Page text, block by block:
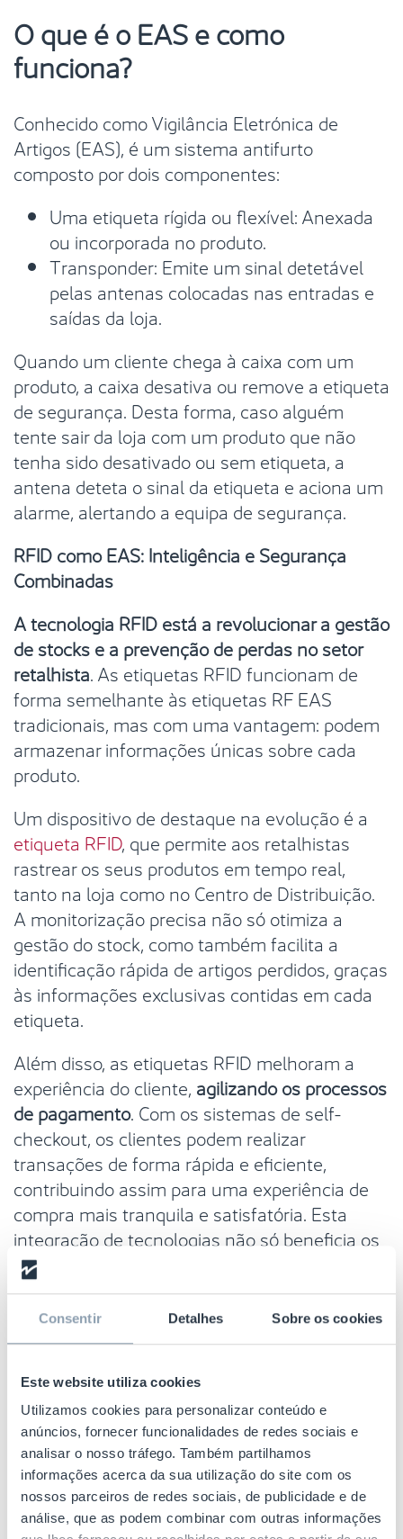
Consentir Detalhes Sobre os cookies
Este website utiliza cookies
Utilizamos cookies para personalizar conteúdo e
anúncios, fornecer funcionalidades de redes sociais e
analisar o nosso tráfego. Também partilhamos
informações acerca da sua utilização do site com os
nossos parceiros de redes sociais, de publicidade e de
análise, que as podem combinar com outras informações
O que é o EAS e como
funciona?
Conhecido como Vigilância Eletrónica de
Artigos (EAS), é um sistema antifurto
composto por dois componentes:
Uma etiqueta rígida ou flexível: Anexada
ou incorporada no produto.
Transponder: Emite um sinal detetável
pelas antenas colocadas nas entradas e
saídas da loja.
Quando um cliente chega à caixa com um
produto, a caixa desativa ou remove a etiqueta
de segurança. Desta forma, caso alguém
tente sair da loja com um produto que não
tenha sido desativado ou sem etiqueta, a
antena deteta o sinal da etiqueta e aciona um
alarme, alertando a equipa de segurança.
RFID como EAS: Inteligência e Segurança
Combinadas
A tecnologia RFID está a revolucionar a gestão
de stocks e a prevenção de perdas no setor
retalhista. As etiquetas RFID funcionam de
forma semelhante às etiquetas RF EAS
tradicionais, mas com uma vantagem: podem
armazenar informações únicas sobre cada
produto.
Um dispositivo de destaque na evolução é a
etiqueta RFID, que permite aos retalhistas
rastrear os seus produtos em tempo real,
tanto na loja como no Centro de Distribuição.
A monitorização precisa não só otimiza a
gestão do stock, como também facilita a
identificação rápida de artigos perdidos, graças
às informações exclusivas contidas em cada
etiqueta.
Além disso, as etiquetas RFID melhoram a
experiência do cliente, agilizando os processos
de pagamento. Com os sistemas de self-
checkout, os clientes podem realizar
transações de forma rápida e eficiente,
contribuindo assim para uma experiência de
compra mais tranquila e satisfatória. Esta
integração de tecnologias não só beneficia os
consumidores, como também otimiza as
operações, reduzindo os tempos de espera na
caixa e aumentando a produtividade do
pessoal.
Outra vantagem importante das etiquetas
RFID é a sua capacidade de complementar os
sistemas de segurança existentes.As antenas
com RFID da Checkpoint combinam a
segurança da deteção RF EAScom os
benefícios adicionais e os maiores alcances de
deteção da RFID. Por exemplo, as etiquetas